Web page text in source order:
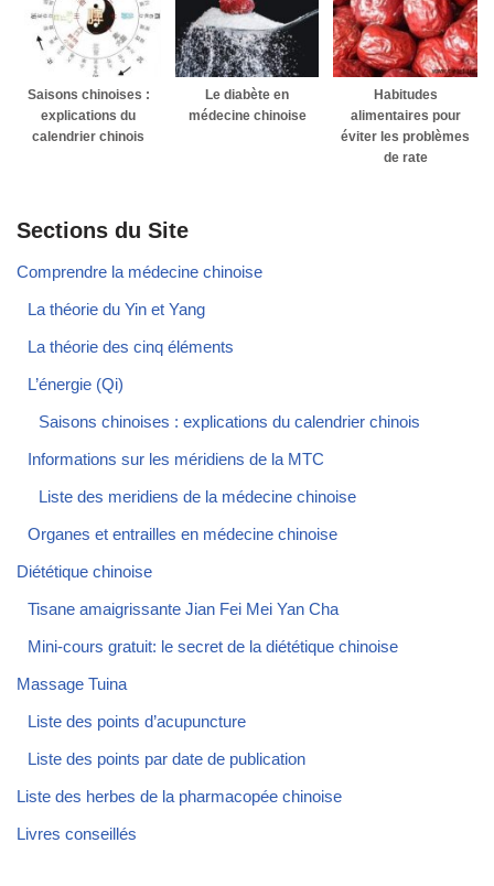
Saisons chinoises :
explications du
calendrier chinois
Le diabète en
médecine chinoise
Habitudes
alimentaires pour
éviter les problèmes
de rate
Sections du Site
Comprendre la médecine chinoise
La théorie du Yin et Yang
La théorie des cinq éléments
L’énergie (Qi)
Saisons chinoises : explications du calendrier chinois
Informations sur les méridiens de la MTC
Liste des meridiens de la médecine chinoise
Organes et entrailles en médecine chinoise
Diététique chinoise
Tisane amaigrissante Jian Fei Mei Yan Cha
Mini-cours gratuit: le secret de la diététique chinoise
Massage Tuina
Liste des points d’acupuncture
Liste des points par date de publication
Liste des herbes de la pharmacopée chinoise
Livres conseillés